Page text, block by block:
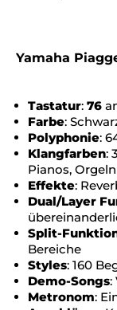
Yamaha
Tastatur: 76
Farbe:
Polyphonie:
Klangfarben:
Pianos,
Effekte:
Dual/Layer
Split-
Bereiche
Styles: 160
Demo-Songs:
Metronom: